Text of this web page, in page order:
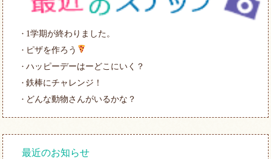
1学期が終わりました。
ピザを作ろう
ハッピーデーはーどこにいく？
鉄棒にチャレンジ！
どんな動物さんがいるかな？
最近のお知らせ